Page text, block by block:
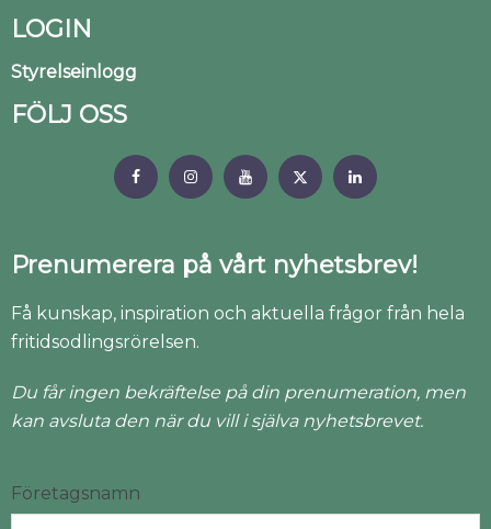
LOGIN
Styrelseinlogg
FÖLJ OSS
Prenumerera på vårt nyhetsbrev!
Få kunskap, inspiration och aktuella frågor från hela
fritidsodlingsrörelsen.
Du får ingen bekräftelse på din prenumeration, men
kan avsluta den när du vill i själva nyhetsbrevet.
Företagsnamn